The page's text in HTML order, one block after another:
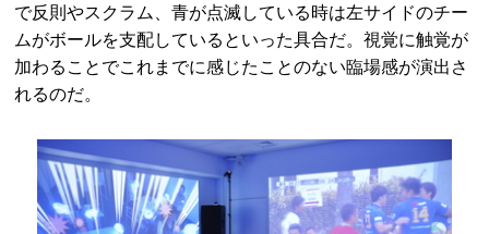
で反則やスクラム、青が点滅している時は左サイドのチー
ムがボールを支配しているといった具合だ。視覚に触覚が
加わることでこれまでに感じたことのない臨場感が演出さ
れるのだ。